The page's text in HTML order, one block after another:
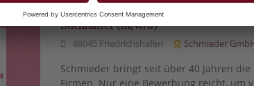
Buchhalter (m/w/d)
88045 Friedrichshafen Schmieder
Schmieder bringt seit über 40 Jahren
Firmen. Nur eine Bewerbung reicht, um